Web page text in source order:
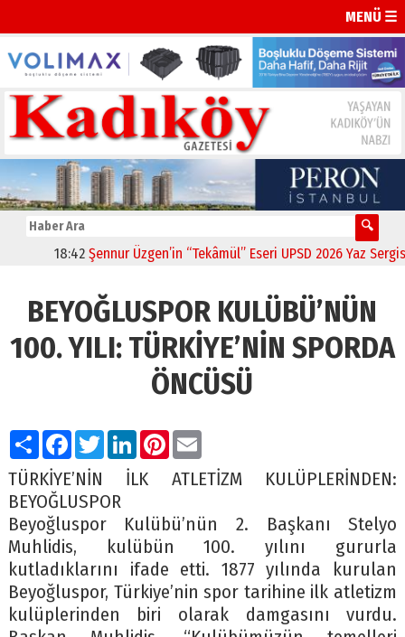
MENÜ ☰
18:42 Şennur Üzgen’in “Tekâmül” Eseri UPSD 2026 Yaz
BEYOĞLUSPOR KULÜBÜ’NÜN
100. YILI: TÜRKİYE’NİN SPORDA
ÖNCÜSÜ
PaylaşFacebook
TwitterLinkedIn
Pinterest
Email
TÜRKİYE’NİN İLK ATLETİZM KULÜPLERİNDEN:
BEYOĞLUSPOR
Beyoğluspor Kulübü’nün 2. Başkanı Stelyo
Muhlidis, kulübün 100. yılını gururla
kutladıklarını ifade etti. 1877 yılında kurulan
Beyoğluspor, Türkiye’nin spor tarihine ilk atletizm
kulüplerinden biri olarak damgasını vurdu.